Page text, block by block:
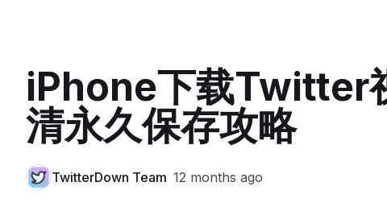
iPhone下载Twitter
清永久保存攻略
TwitterDown Team 12 months ago